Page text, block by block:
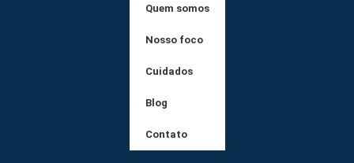
Quem somos
Nosso foco
Cuidados
Blog
Contato